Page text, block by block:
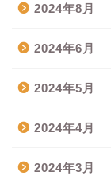
2024年8月
2024年6月
2024年5月
2024年4月
2024年3月